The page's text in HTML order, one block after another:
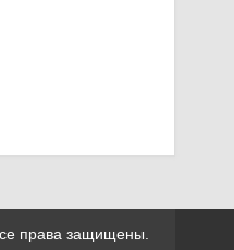
права защищены.